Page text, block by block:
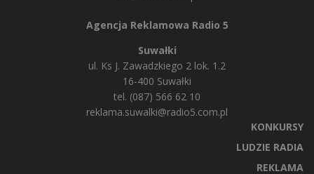
Agencja Reklamowa Radio 5
Suwałki
ul. Ks J. Zawadzkiego 2 lok. 1.2
16-400 Suwałki
tel. (087) 566 62 10
reklama.suwalki@radio5.com.pl
KONKURSY
LUDZIE RADIA
REKLAMA